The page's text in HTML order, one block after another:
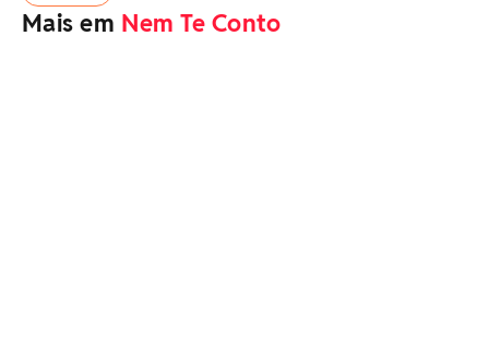
Mais em Nem Te Conto